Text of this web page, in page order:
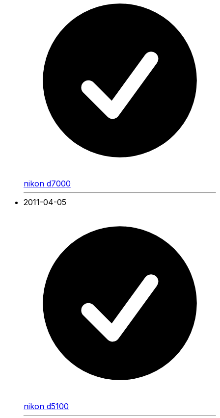
nikon d7000
2011-04-05
nikon d5100